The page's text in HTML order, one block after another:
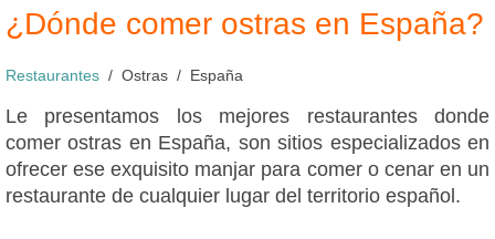
¿Dónde comer ostras en España?
Restaurantes Ostras España
Le presentamos los mejores restaurantes donde
comer ostras en España, son sitios especializados en
ofrecer ese exquisito manjar para comer o cenar en un
restaurante de cualquier lugar del territorio español.